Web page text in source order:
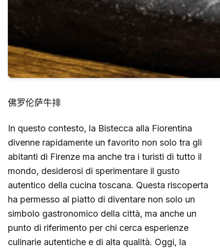
佛罗伦萨牛排
In questo contesto, la Bistecca alla Fiorentina
divenne rapidamente un favorito non solo tra gli
abitanti di Firenze ma anche tra i turisti di tutto il
mondo, desiderosi di sperimentare il gusto
autentico della cucina toscana. Questa riscoperta
ha permesso al piatto di diventare non solo un
simbolo gastronomico della città, ma anche un
punto di riferimento per chi cerca esperienze
culinarie autentiche e di alta qualità. Oggi, la